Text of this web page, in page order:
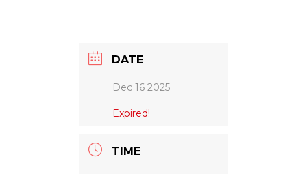
DATE
Dec 16 2025
Expired!
TIME